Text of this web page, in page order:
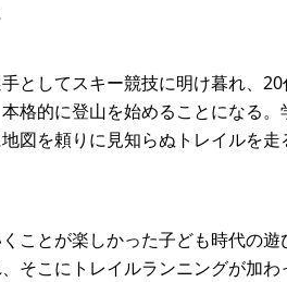
としてスキー競技に明け暮れ、
格的に登山を始めることになる
図を頼りに見知らぬトレイルを
ことが楽しかった子ども時代の
そこにトレイルランニングが加